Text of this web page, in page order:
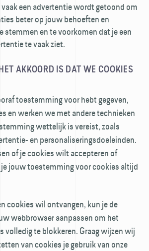
een advertentie wordt getoond om
beter op jouw behoeften en
stemmen en te voorkomen dat je een
te vaak ziet.
AKKOORD IS DAT WE COOKIES
toestemming voor hebt gegeven,
en werken we met andere technieken
wettelijk is vereist, zoals
en personaliserings­doeleinden.
of je cookies wilt accepteren of
jouw toestemming voor cookies altijd
cookies wil ontvangen, kun je de
webbrowser aanpassen om het
volledig te blokkeren. Graag wijzen wij
van cookies je gebruik van onze